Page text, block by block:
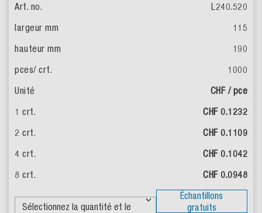
L240.520
115
190
1000
CHF / pce
CHF 0.1232
CHF 0.1109
CHF 0.1042
CHF 0.0948
Échantillons
gratuits